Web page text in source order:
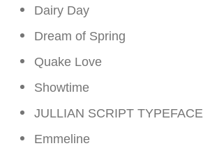
Dairy Day
Dream of Spring
Quake Love
Showtime
JULLIAN SCRIPT TYPEFACE
Emmeline